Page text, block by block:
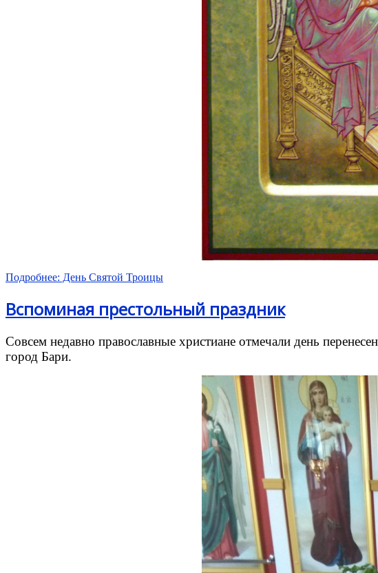
Подробнее: День Святой Троицы
Вспоминая престольный праздник
Совсем недавно православные христиане отмечали день
город Бари.